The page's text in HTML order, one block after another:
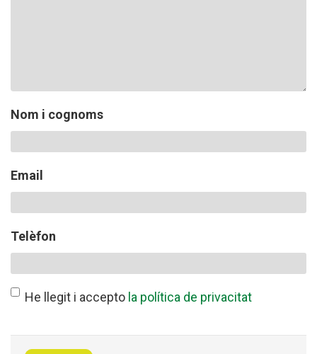
Nom i cognoms
Email
Telèfon
He llegit i accepto la política de privacitat
CONEIX FUNDESPLAI
La Fundació
Missió i valors
Els comptes clars